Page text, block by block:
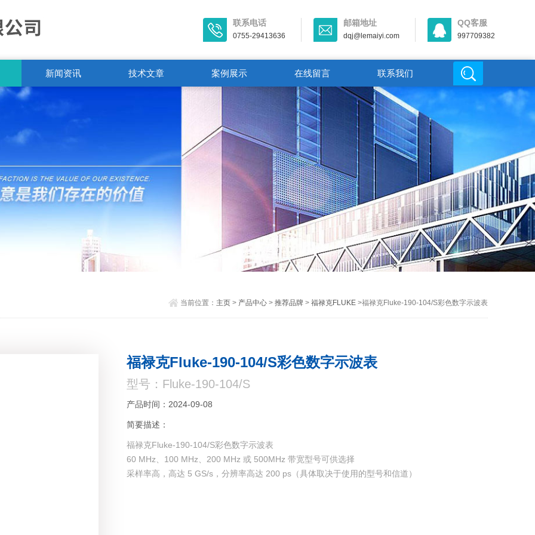
联系电话
0755-29413636
邮箱地址
dqj@lemaiyi.com
QQ客服
997709382
新闻资讯 技术文章 案例展示 在线留言 联系我们
当前位置： 主页> 产品中心> 推荐品牌> 福禄克FLUKE>福禄克Fluke-190-104/S彩色数字示波表
福禄克Fluke-190-104/S彩色数字示波表
型号：Fluke-190-104/S
产品时间：2024-09-08
简要描述：
福禄克Fluke-190-104/S彩色数字示波表
60 MHz、100 MHz、200 MHz 或 500MHz 带宽型号可供选择
采样率高，高达 5 GS/s，分辨率高达 200 ps（具体取决于使用的型号和信道）